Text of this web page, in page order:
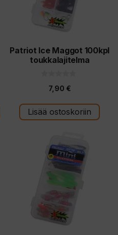
Patriot Ice Maggot 100kpl
toukkalajitelma
s
t
ä
7,90 €
Lisää ostoskoriin